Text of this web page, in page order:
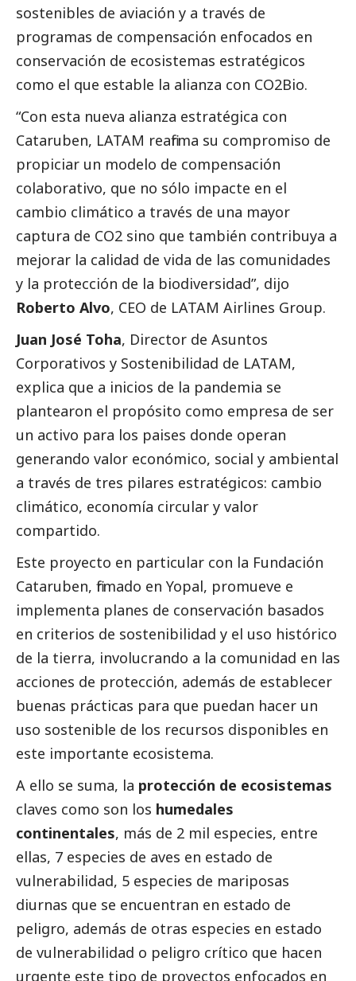
sostenibles de aviación y a través de
programas de compensación enfocados en
conservación de ecosistemas estratégicos
como el que estable la alianza con CO2Bio.
“Con esta nueva alianza estratégica con
Cataruben, LATAM reafirma su compromiso de
propiciar un modelo de compensación
colaborativo, que no sólo impacte en el
cambio climático a través de una mayor
captura de CO2 sino que también contribuya a
mejorar la calidad de vida de las comunidades
y la protección de la biodiversidad”, dijo
Roberto Alvo, CEO de LATAM Airlines Group.
Juan José Toha, Director de Asuntos
Corporativos y Sostenibilidad de LATAM,
explica que a inicios de la pandemia se
plantearon el propósito como empresa de ser
un activo para los paises donde operan
generando valor económico, social y ambiental
a través de tres pilares estratégicos: cambio
climático, economía circular y valor
compartido.
Este proyecto en particular con la Fundación
Cataruben, firmado en Yopal, promueve e
implementa planes de conservación basados
en criterios de sostenibilidad y el uso histórico
de la tierra, involucrando a la comunidad en las
acciones de protección, además de establecer
buenas prácticas para que puedan hacer un
uso sostenible de los recursos disponibles en
este importante ecosistema.
A ello se suma, la protección de ecosistemas
claves como son los humedales
continentales, más de 2 mil especies, entre
ellas, 7 especies de aves en estado de
vulnerabilidad, 5 especies de mariposas
diurnas que se encuentran en estado de
peligro, además de otras especies en estado
de vulnerabilidad o peligro crítico que hacen
urgente este tipo de proyectos enfocados en